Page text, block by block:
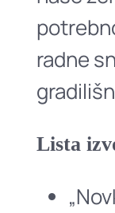
radne
Lista